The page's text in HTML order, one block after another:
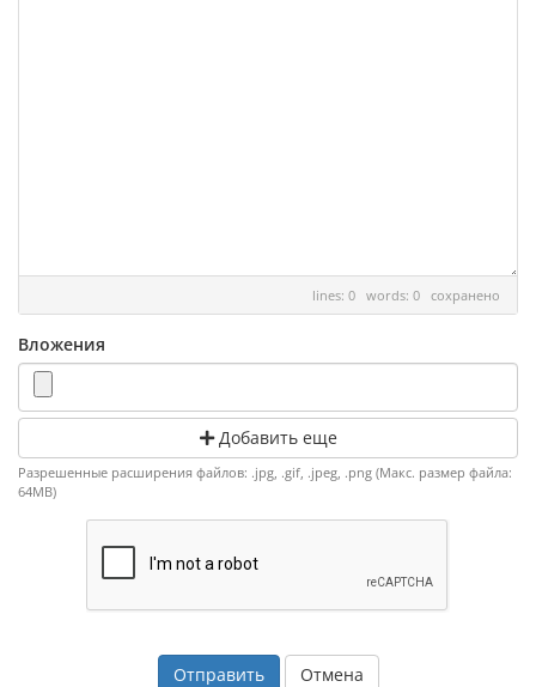
lines: 0 words: 0 сохранено
Вложения
Добавить еще
Разрешенные расширения файлов: .jpg, .gif, .jpeg, .png (Макс. размер файла:
64MB)
Отмена